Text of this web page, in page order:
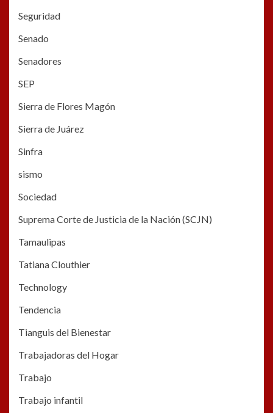
Seguridad
Senado
Senadores
SEP
Sierra de Flores Magón
Sierra de Juárez
Sinfra
sismo
Sociedad
Suprema Corte de Justicia de la Nación (SCJN)
Tamaulipas
Tatiana Clouthier
Technology
Tendencia
Tianguis del Bienestar
Trabajadoras del Hogar
Trabajo
Trabajo infantil